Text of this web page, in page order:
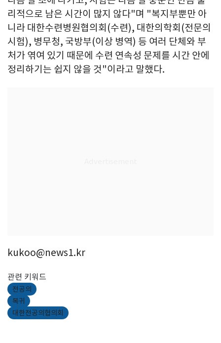
리적으로 남은 시간이 많지 않다"며 "복지부뿐만 아
니라 대한수련병원협의회(수련), 대한의학회(전문의
시험), 병무청, 국방부(이상 병역) 등 여러 단체와 부
처가 엮여 있기 때문에 수련 연속성 문제를 시간 안에
정리하기는 쉽지 않을 것"이라고 말했다.
kukoo@news1.kr
관련 키워드
전공의
복귀
대한전공의협의회